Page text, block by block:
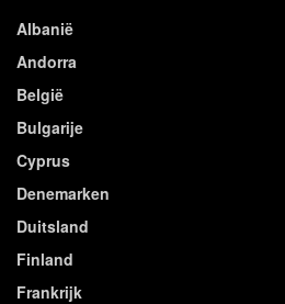
Albanië
Andorra
België
Bulgarije
Cyprus
Denemarken
Duitsland
Finland
Frankrijk